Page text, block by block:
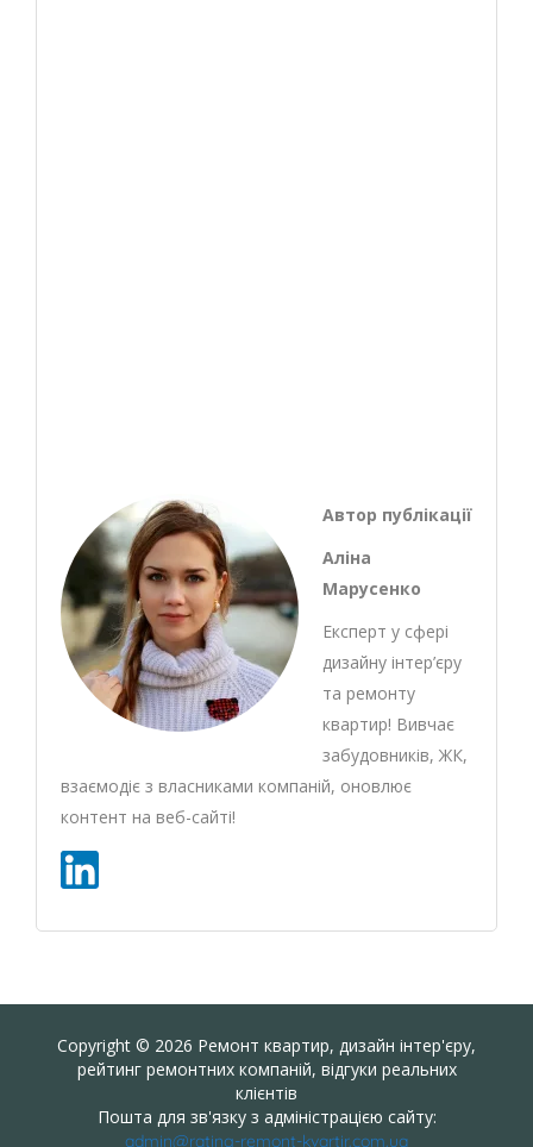
Автор публікації
Аліна
Марусенко
Експерт у сфері
дизайну інтер’єру
та ремонту
квартир! Вивчає
забудовників, ЖК,
взаємодіє з власниками компаній, оновлює
контент на веб-сайті!
Copyright © 2026 Ремонт квартир, дизайн інтер'єру,
рейтинг ремонтних компаній, відгуки реальних
клієнтів
Пошта для зв'язку з адміністрацією сайту:
admin@rating-remont-kvartir.com.ua